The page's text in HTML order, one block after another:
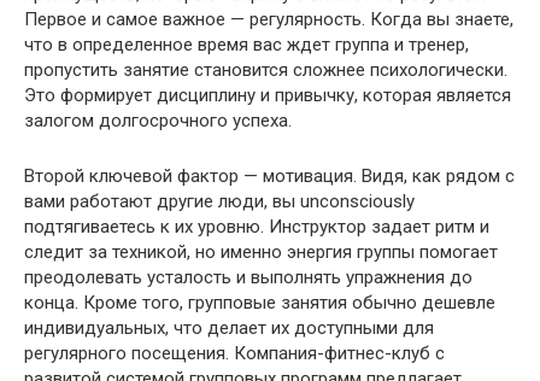
Первое и самое важное — регулярность. Когда вы знаете,
что в определенное время вас ждет группа и тренер,
пропустить занятие становится сложнее психологически.
Это формирует дисциплину и привычку, которая является
залогом долгосрочного успеха.
Второй ключевой фактор — мотивация. Видя, как рядом с
вами работают другие люди, вы unconsciously
подтягиваетесь к их уровню. Инструктор задает ритм и
следит за техникой, но именно энергия группы помогает
преодолевать усталость и выполнять упражнения до
конца. Кроме того, групповые занятия обычно дешевле
индивидуальных, что делает их доступными для
регулярного посещения. Компания-фитнес-клуб с